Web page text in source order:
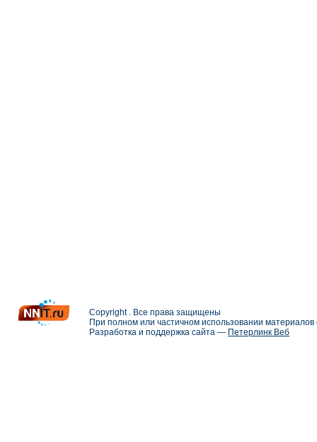
Copyright . Все права защищены
При полном или частичном использовании
Разработка и поддержка сайта — Петерлинк Веб